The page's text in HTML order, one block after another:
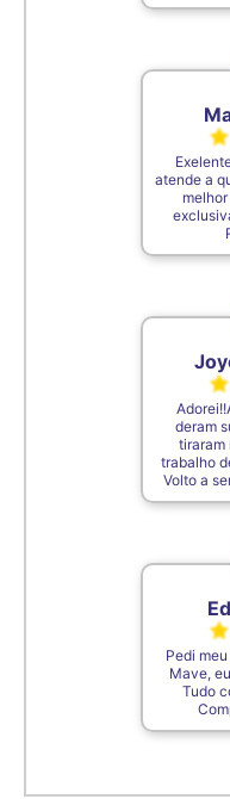
atende a
deram
tiraram
trabalho
Volto a
Pedi
Mave,
Tudo